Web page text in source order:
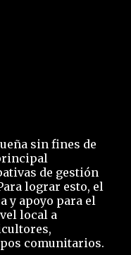
sin fines de
de gestión
lograr esto, el
y apoyo para el
local a
comunitarios.